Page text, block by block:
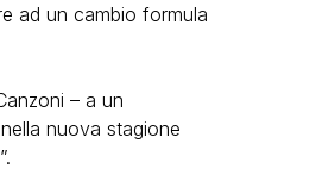
ad un cambio formula
– a un
nuova stagione